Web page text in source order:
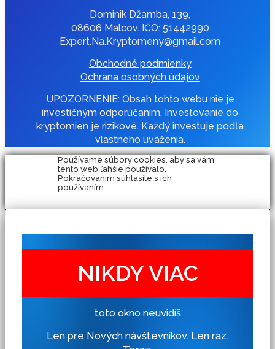
Dominik Džamba, 139,
08606 Malcov. IČO: 51442990
Expert.Na.Kryptomeny@gmail.com
Obchodné podmienky
Ochrana osobných údajov
UPOZORNENIE: Obsah tohto webu nie je
investičným odporúčaním. Investovanie do
kryptomien je rizikové. Každý investuje podľa
vlastného uváženia.
Používame súbory cookies, aby sa vám
tento web ľahšie používalo.
Pokračovaním súhlasíte s ich
používaním.
NIKDY VIAC
toto okno neuvidíš
Len pre Nových návštevníkov. Len raz.